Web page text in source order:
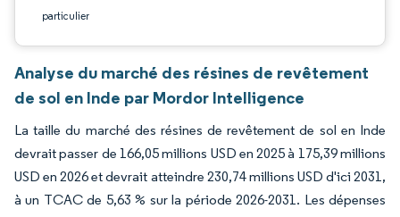
particulier
Analyse du marché des résines de revêtement
de sol en Inde par Mordor Intelligence
La taille du marché des résines de revêtement de sol en Inde
devrait passer de 166,05 millions USD en 2025 à 175,39 millions
USD en 2026 et devrait atteindre 230,74 millions USD d'ici 2031,
à un TCAC de 5,63 % sur la période 2026-2031. Les dépenses